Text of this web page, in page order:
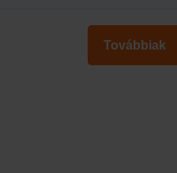
Továbbiak